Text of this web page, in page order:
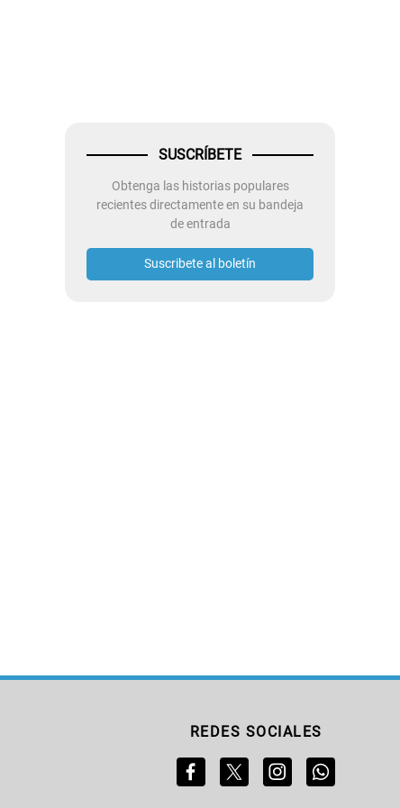
SUSCRÍBETE
Obtenga las historias populares
recientes directamente en su bandeja
de entrada
Suscribete al boletín
REDES SOCIALES